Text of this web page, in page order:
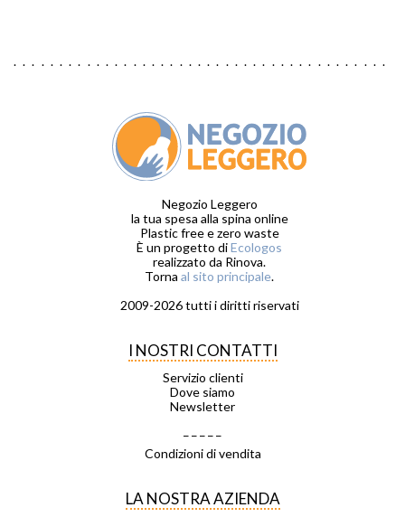
Negozio Leggero
la tua spesa alla spina online
Plastic free e zero waste
È un progetto diEcologos
realizzato da Rinova.
Torna al sito principale.
2009-2026 tutti i diritti riservati
I NOSTRI CONTATTI
Servizio clienti
Dove siamo
Newsletter
Condizioni di vendita
LA NOSTRA AZIENDA